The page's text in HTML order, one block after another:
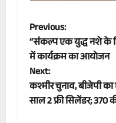
P
o
s
t
Previous:
“संकल्प एक युद्ध नशे के
में कार्यक्रम का आयोजन
Next:
कश्मीर चुनाव, बीजेपी का
साल 2 फ्री सिलेंडर; 370